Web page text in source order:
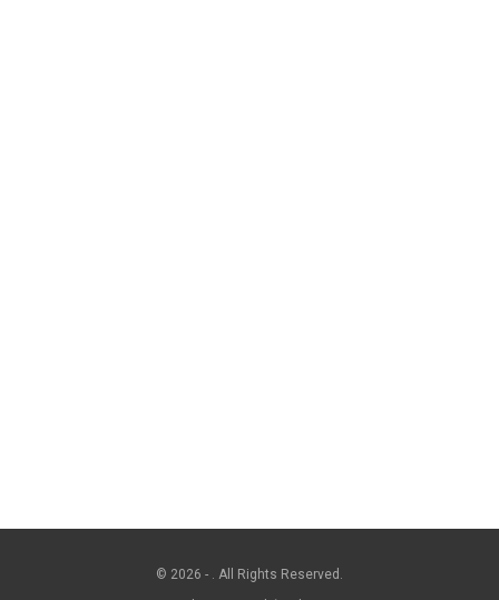
© 2026 - . All Rights Reserved.